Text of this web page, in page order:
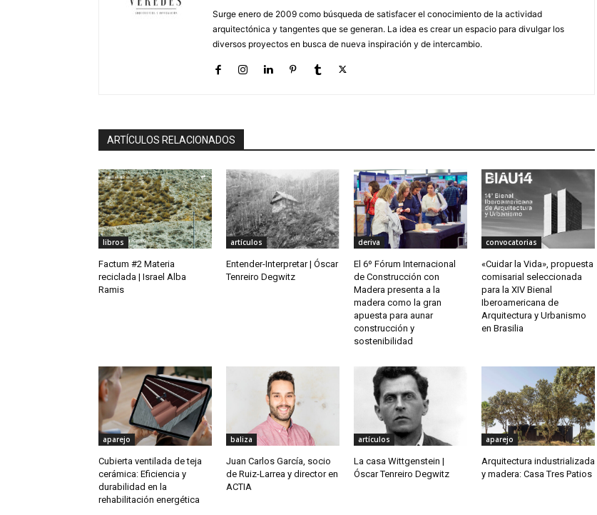
Surge enero de 2009 como búsqueda de satisfacer el conocimiento de la actividad
arquitectónica y tangentes que se generan. La idea es crear un espacio para divulgar los
diversos proyectos en busca de nueva inspiración y de intercambio.
ARTÍCULOS RELACIONADOS
libros
Factum #2 Materia
reciclada | Israel Alba
Ramis
artículos
Entender-Interpretar | Óscar
Tenreiro Degwitz
deriva
El 6º Fórum Internacional
de Construcción con
Madera presenta a la
madera como la gran
apuesta para aunar
construcción y
sostenibilidad
convocatorias
«Cuidar la Vida», propuesta
comisarial seleccionada
para la XIV Bienal
Iberoamericana de
Arquitectura y Urbanismo
en Brasilia
aparejo
Cubierta ventilada de teja
cerámica: Eficiencia y
durabilidad en la
rehabilitación energética
baliza
Juan Carlos García, socio
de Ruiz-Larrea y director en
ACTIA
artículos
La casa Wittgenstein |
Óscar Tenreiro Degwitz
aparejo
Arquitectura industrializada
y madera: Casa Tres Patios